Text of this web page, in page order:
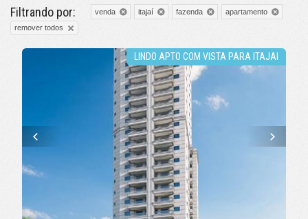
Filtrando por: venda itajaí fazenda
apartamento
remover todos
LINDO APTO COM VISTA PARA ITAJAI